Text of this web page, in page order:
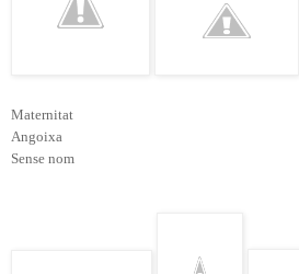
Maternitat
Angoixa
Sense nom